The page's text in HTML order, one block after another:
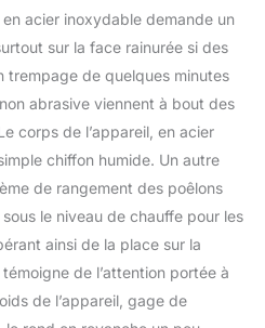
acier inoxydable demande un
sur la face rainurée si des
trempage de quelques minutes
abrasive viennent à bout des
corps de l’appareil, en acier
chiffon humide. Un autre
de rangement des poêlons
le niveau de chauffe pour les
ainsi de la place sur la
de l’attention portée à
de l’appareil, gage de